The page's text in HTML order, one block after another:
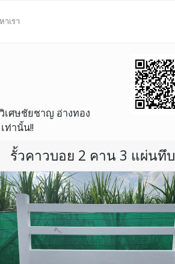
าเรา
เศษชัยชาญ อ่างทอง
ท่านั้น!!
รั้วคาวบอย 2 คาน 3 แผ่นทึบ